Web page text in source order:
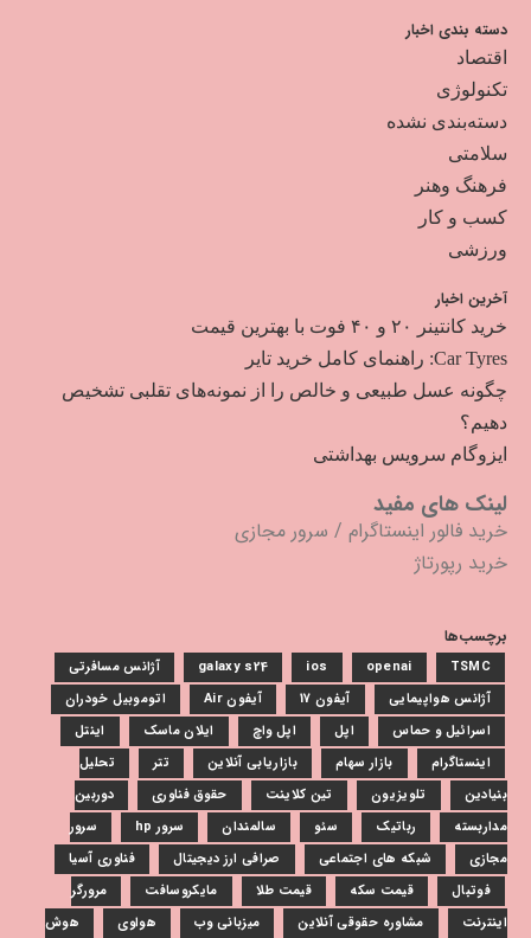
دسته بندی اخبار
اقتصاد
تکنولوژی
دسته‌بندی نشده
سلامتی
فرهنگ وهنر
کسب و کار
ورزشی
آخرین اخبار
خرید کانتینر ۲۰ و ۴۰ فوت با بهترین قیمت
Car Tyres: راهنمای کامل خرید تایر
چگونه عسل طبیعی و خالص را از نمونه‌های تقلبی تشخیص
دهیم؟
ایزوگام سرویس بهداشتی
لینک های مفید
خرید فالور اینستاگرام / سرور مجازی
خرید رپورتاژ
برچسب‌ها
galaxy s24 ios openai TSMC
آژانس مسافرتی
آژانس هواپیمایی
آیفون 17 آیفون Air
اتوموبیل خودران
اسرائیل و حماس
اپل اپل واچ ایلان ماسک
اینتل
اینستاگرام
بازار سهام بازاریابی آنلاین تتر
تحلیل
بنیادین
تلویزیون تین کلاینت حقوق فناوری
دوربین
مداربسته
رباتیک سئو سالمندان سرور hp
سرور
مجازی
شبکه های اجتماعی صرافی ارز دیجیتال
فناوری آسیا
فوتبال
قیمت سکه قیمت طلا مایکروسافت
مرورگر
اینترنت
مشاوره حقوقی آنلاین میزبانی وب هواوی هوش